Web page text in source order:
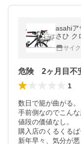
asahiアサヒ
さひ ク
&gt;サイ
危険 2ヶ月目不
1
数日で籠が曲がる。
手前側なのでこんな
値段の価値なし。
購入店のくるくるぱ
新年早々、気分が悪